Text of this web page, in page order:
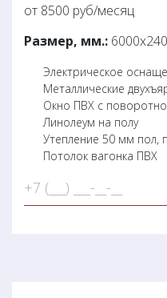
от 8500 руб/месяц
Размер, мм.:
Электрическое
Металлические
Окно ПВХ с
Линолеум на полу
Утепление 50 мм пол,
Потолок вагонка ПВХ